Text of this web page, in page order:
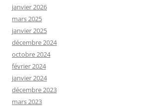
janvier 2026
mars 2025
janvier 2025
décembre 2024
octobre 2024
février 2024
janvier 2024
décembre 2023
mars 2023